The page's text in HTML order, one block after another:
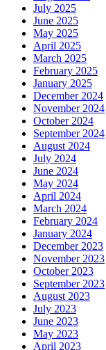
July 2025
June 2025
May 2025
April 2025
March 2025
February 2025
January 2025
December 2024
November 2024
October 2024
September 2024
August 2024
July 2024
June 2024
May 2024
April 2024
March 2024
February 2024
January 2024
December 2023
November 2023
October 2023
September 2023
August 2023
July 2023
June 2023
May 2023
April 2023